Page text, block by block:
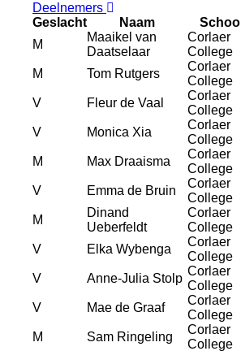
Deelnemers
Geslacht
Naam School
M
Maaikel van
Daatselaar
Corlaer
College
M Tom Rutgers
Corlaer
College
V Fleur de Vaal
Corlaer
College
V Monica Xia
Corlaer
College
M Max Draaisma
Corlaer
College
V Emma de Bruin
Corlaer
College
M
Dinand
Ueberfeldt
Corlaer
College
V Elka Wybenga
Corlaer
College
V Anne-Julia Stolp
Corlaer
College
V Mae de Graaf
Corlaer
College
M Sam Ringeling
Corlaer
College